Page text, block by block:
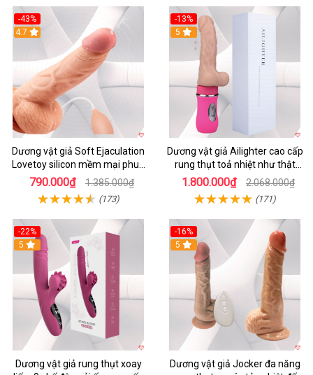
-43%
4.7
Dương vật giả Soft Ejaculation
Lovetoy silicon mềm mại phun
nước kích thích
790.000₫ 1.385.000₫
(173)
-13%
5
Dương vật giả Ailighter cao cấp
rung thụt toả nhiệt như thật
tăng khoái cảm
1.800.000₫ 2.068.000₫
(171)
-22%
5
Dương vật giả rung thụt xoay
-16%
5
Dương vật giả Jocker đa năng